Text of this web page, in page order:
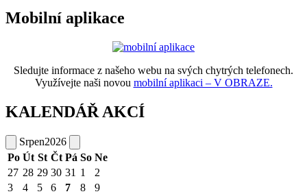
Mobilní aplikace
Sledujte informace z našeho webu na svých chytrých telefonech.
Využívejte naši novou mobilní aplikaci – V OBRAZE.
KALENDÁŘ AKCÍ
Srpen2026
Po Út St Čt Pá So Ne
27 28 29 30 31 1
2
3
4 5 6 7 8
9